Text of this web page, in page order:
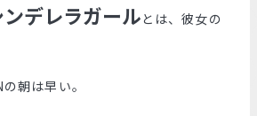
デレラガールとは、彼女の
朝は早い。